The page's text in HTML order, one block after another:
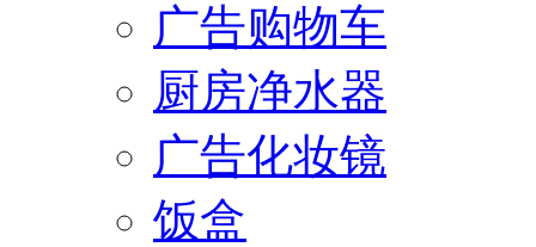
广告购物车
厨房净水器
广告化妆镜
饭盒